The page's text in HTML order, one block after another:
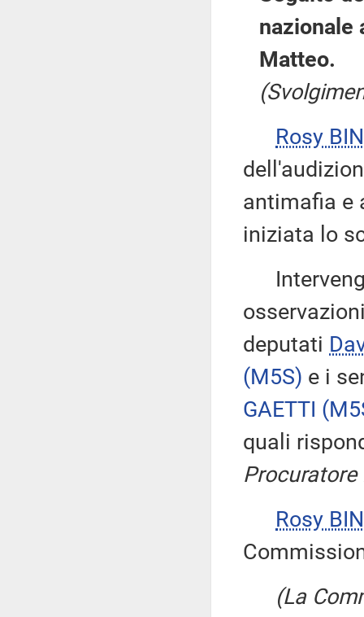
nazionale
Matteo.
Rosy
antimafia e
iniziata lo
deputati
(M5S) e i
GAETTI
quali
Rosy
(La